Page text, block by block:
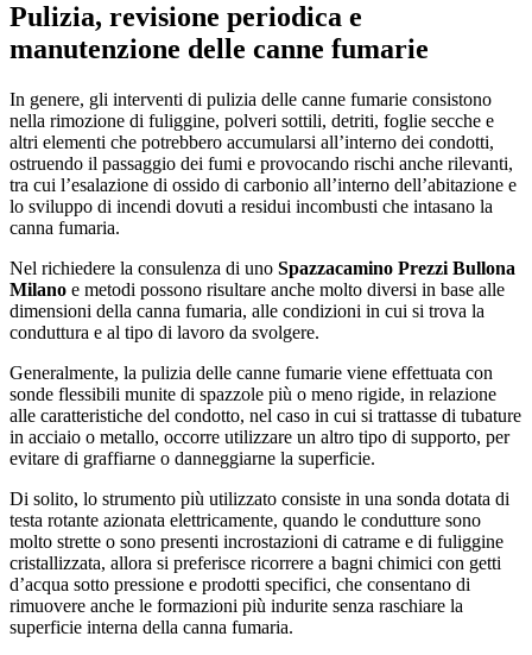
Pulizia, revisione periodica e
manutenzione delle canne fumarie
In genere, gli interventi di pulizia delle canne fumarie consistono
nella rimozione di fuliggine, polveri sottili, detriti, foglie secche e
altri elementi che potrebbero accumularsi all’interno dei condotti,
ostruendo il passaggio dei fumi e provocando rischi anche rilevanti,
tra cui l’esalazione di ossido di carbonio all’interno dell’abitazione e
lo sviluppo di incendi dovuti a residui incombusti che intasano la
canna fumaria.
Nel richiedere la consulenza di uno Spazzacamino Prezzi Bullona
Milano e metodi possono risultare anche molto diversi in base alle
dimensioni della canna fumaria, alle condizioni in cui si trova la
conduttura e al tipo di lavoro da svolgere.
Generalmente, la pulizia delle canne fumarie viene effettuata con
sonde flessibili munite di spazzole più o meno rigide, in relazione
alle caratteristiche del condotto, nel caso in cui si trattasse di tubature
in acciaio o metallo, occorre utilizzare un altro tipo di supporto, per
evitare di graffiarne o danneggiarne la superficie.
Di solito, lo strumento più utilizzato consiste in una sonda dotata di
testa rotante azionata elettricamente, quando le condutture sono
molto strette o sono presenti incrostazioni di catrame e di fuliggine
cristallizzata, allora si preferisce ricorrere a bagni chimici con getti
d’acqua sotto pressione e prodotti specifici, che consentano di
rimuovere anche le formazioni più indurite senza raschiare la
superficie interna della canna fumaria.